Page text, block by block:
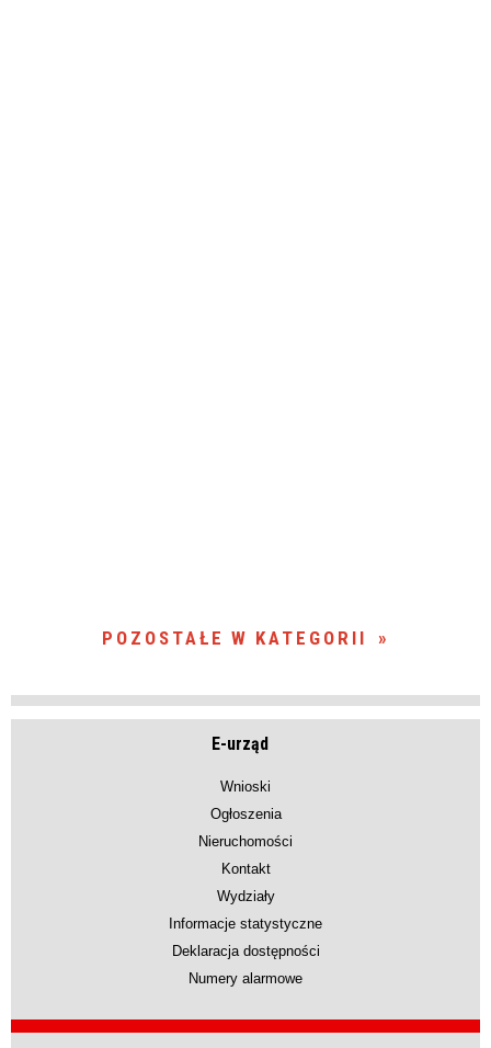
POZOSTAŁE W KATEGORII
E-urząd
Wnioski
Ogłoszenia
Nieruchomości
Kontakt
Wydziały
Informacje statystyczne
Deklaracja dostępności
Numery alarmowe